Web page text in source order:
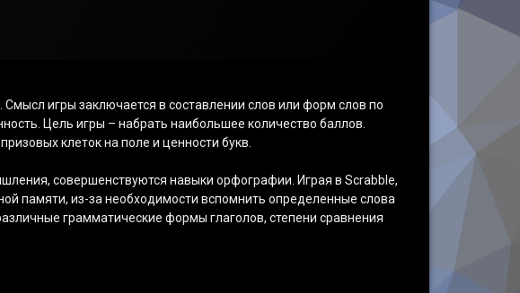
игры заключается в составлении слов или форм слов по
Цель игры – набрать наибольшее количество баллов.
клеток на поле и ценности букв.
совершенствуются навыки орфографии. Играя в Scrabble,
памяти, из-за необходимости вспомнить определенные слова
грамматические формы глаголов, степени сравнения